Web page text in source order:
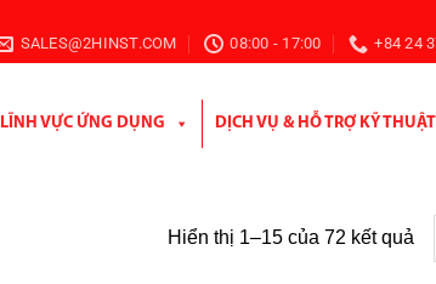
SALES@2HINST.COM 08:00 - 17:00 +84 24
LĨNH VỰC ỨNG DỤNG DỊCH VỤ & HỖ TRỢ KỸ THUẬT
Hiển thị 1–15 của 72 kết quảĐã